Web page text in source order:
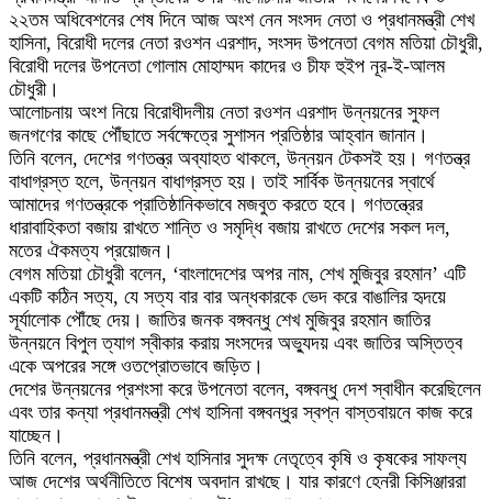
২২তম অধিবেশনের শেষ দিনে আজ অংশ নেন সংসদ নেতা ও প্রধানমন্ত্রী শেখ
হাসিনা, বিরোধী দলের নেতা রওশন এরশাদ, সংসদ উপনেতা বেগম মতিয়া চৌধুরী,
বিরোধী দলের উপনেতা গোলাম মোহাম্মদ কাদের ও চীফ হুইপ নূর-ই-আলম
চৌধুরী।
আলোচনায় অংশ নিয়ে বিরোধীদলীয় নেতা রওশন এরশাদ উন্নয়নের সুফল
জনগণের কাছে পৌঁছাতে সর্বক্ষেত্রে সুশাসন প্রতিষ্ঠার আহ্বান জানান।
তিনি বলেন, দেশের গণতন্ত্র অব্যাহত থাকলে, উন্নয়ন টেকসই হয়। গণতন্ত্র
বাধাগ্রস্ত হলে, উন্নয়ন বাধাগ্রস্ত হয়। তাই সার্বিক উন্নয়নের স্বার্থে
আমাদের গণতন্ত্রকে প্রাতিষ্ঠানিকভাবে মজবুত করতে হবে। গণতন্ত্রের
ধারাবাহিকতা বজায় রাখতে শান্তি ও সমৃদ্ধি বজায় রাখতে দেশের সকল দল,
মতের ঐকমত্য প্রয়োজন।
বেগম মতিয়া চৌধুরী বলেন, ‘বাংলাদেশের অপর নাম, শেখ মুজিবুর রহমান’ এটি
একটি কঠিন সত্য, যে সত্য বার বার অন্ধকারকে ভেদ করে বাঙালির হৃদয়ে
সূর্যালোক পৌঁছে দেয়। জাতির জনক বঙ্গবন্ধু শেখ মুজিবুর রহমান জাতির
উন্নয়নে বিপুল ত্যাগ স্বীকার করায় সংসদের অভ্যুদয় এবং জাতির অস্তিত্ব
একে অপরের সঙ্গে ওতপ্রোতভাবে জড়িত।
দেশের উন্নয়নের প্রশংসা করে উপনেতা বলেন, বঙ্গবন্ধু দেশ স্বাধীন করেছিলেন
এবং তার কন্যা প্রধানমন্ত্রী শেখ হাসিনা বঙ্গবন্ধুর স্বপ্ন বাস্তবায়নে কাজ করে
যাচ্ছেন।
তিনি বলেন, প্রধানমন্ত্রী শেখ হাসিনার সুদক্ষ নেতৃত্বে কৃষি ও কৃষকের সাফল্য
আজ দেশের অর্থনীতিতে বিশেষ অবদান রাখছে। যার কারণে হেনরী কিসিঞ্জাররা